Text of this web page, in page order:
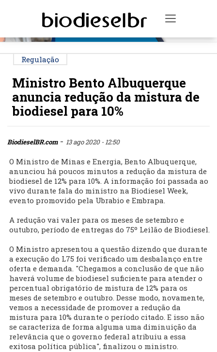
Toggle
Regulação
Ministro Bento Albuquerque
anuncia redução da mistura de
biodiesel para 10%
BiodieselBR.com- 13 ago 2020 - 12:50
O Ministro de Minas e Energia, Bento Albuquerque,
anunciou há poucos minutos a redução da mistura de
biodiesel de 12% para 10%. A informação foi passada ao
vivo durante fala do ministro na Biodiesel Week,
evento promovido pela Ubrabio e Embrapa.
A redução vai valer para os meses de setembro e
outubro, período de entregas do 75º Leilão de Biodiesel.
O Ministro apresentou a questão dizendo que durante
a execução do L75 foi verificado um desbalanço entre
oferta e demanda. "Chegamos a conclusão de que não
haverá volume de biodiesel suficiente para atender o
percentual obrigatório de mistura de 12% para os
meses de setembro e outubro. Desse modo, novamente,
vemos a necessidade de promover a redução da
mistura para 10% durante o período citado. E isso não
se caracteriza de forma alguma uma diminuição da
relevância que o governo federal atribuiu a essa
exitosa política pública", finalizou o ministro.